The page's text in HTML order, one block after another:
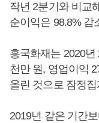
작년 2분기와 비교
순이익은 98.8% 감
흥국화재는 2020
천만 원, 영업이익
올린 것으로 잠정
2019년 같은 기간